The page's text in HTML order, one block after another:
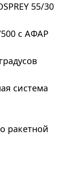
55/30
с АФАР
система
ракетной